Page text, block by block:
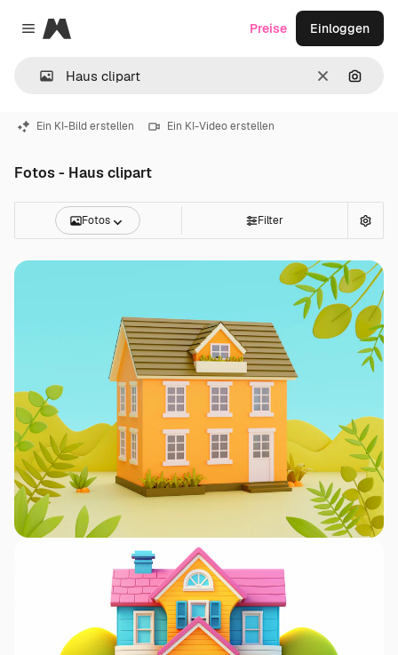
Close menu
Magnific
LöschenNach
Preise Einloggen
Ein KI-Bild erstellen Ein KI-Video erstellen
Fotos - Haus clipart
Fotos Filter